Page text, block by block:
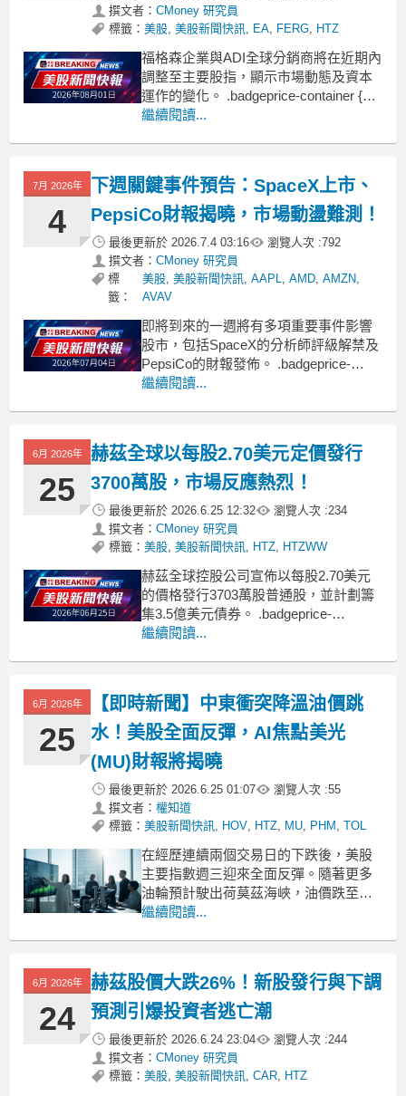
撰文者： CMoney 研究員
標籤： 美股, 美股新聞快訊, EA, FERG, HTZ
福格森企業與ADI全球分銷商將在近期內
調整至主要股指，顯示市場動態及資本
運作的變化。 .badgeprice-container {
display: flex !important;
flex-wra
繼續閱讀...
7月 2026年
4
下週關鍵事件預告：SpaceX上市、
PepsiCo財報揭曉，市場動盪難測！
最後更新於 2026.7.4 03:16 瀏覽人次 :792
撰文者： CMoney 研究員
標
籤：
美股, 美股新聞快訊, AAPL, AMD, AMZN,
AVAV
即將到來的一週將有多項重要事件影響
股市，包括SpaceX的分析師評級解禁及
PepsiCo的財報發佈。 .badgeprice-
container {
gap: 1rem !important;
繼續閱讀...
6月 2026年
25
赫茲全球以每股2.70美元定價發行
3700萬股，市場反應熱烈！
最後更新於 2026.6.25 12:32 瀏覽人次 :234
撰文者： CMoney 研究員
標籤： 美股, 美股新聞快訊, HTZ, HTZWW
赫茲全球控股公司宣佈以每股2.70美元
的價格發行3703萬股普通股，並計劃籌
集3.5億美元債券。 .badgeprice-
container {
gap: 1rem !important;
繼續閱讀...
6月 2026年
25
【即時新聞】中東衝突降溫油價跳
水！美股全面反彈，AI焦點美光
(MU)財報將揭曉
最後更新於 2026.6.25 01:07 瀏覽人次 :55
撰文者： 權知道
標籤： 美股新聞快訊, HOV, HTZ, MU, PHM , TOL
在經歷連續兩個交易日的下跌後，美股
主要指數週三迎來全面反彈。隨著更多
油輪預計駛出荷莫茲海峽，油價跌至伊
朗戰爭爆發以來的最低點，大幅緩解了
大幅回跌激勵航空與郵輪業者走強，標
普500客運航空指數大漲4.4%創下歷史
新高，工業類股也同步上
繼續閱讀...
6月 2026年
24
赫茲股價大跌26%！新股發行與下調
預測引爆投資者逃亡潮
最後更新於 2026.6.24 23:04 瀏覽人次 :244
撰文者： CMoney 研究員
標籤： 美股, 美股新聞快訊, CAR, HTZ